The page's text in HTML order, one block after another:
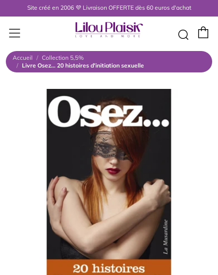
Site créé en 2006 💜 Livraison OFFERTE dès 60 euros d'achat
Menu
Accueil / Collection 5,5%
/ Livre Osez... 20 histoires d'initiation sexuelle